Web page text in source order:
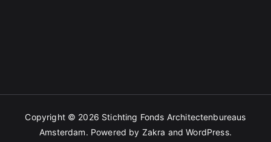
Copyright © 2026 Stichting Fonds Architectenbureaus
Amsterdam. Powered by Zakra andWordPress.